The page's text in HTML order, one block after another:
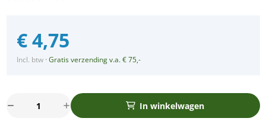
€4,75
Incl. btw ·Gratis verzending v.a. € 75,-
Mondo
In winkelwagen